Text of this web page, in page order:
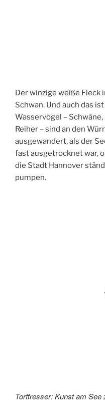
Der winzige weiße Fleck
Schwan. Und auch das
Wasservögel –
Reiher – sind an den
ausgewandert, als der
fast ausgetrocknet war,
die Stadt Hannover
pumpen.
Torffresser: Kunst am